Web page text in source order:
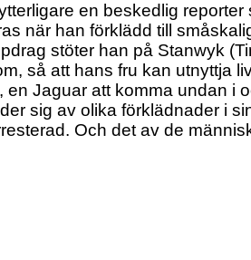
en beskedlig reporter
när han förklädd till
stöter han på Stanwyk
så att hans fru kan utnyttja
Jaguar att komma undan i
sig av olika förklädnader i
Och det av de